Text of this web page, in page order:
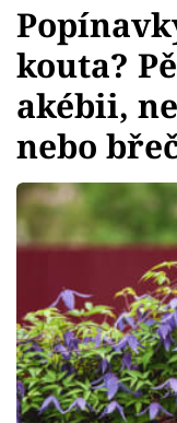
Témata
Bydlení
Zahrada
Design
Sledujte
Přihlášení
kouta?
akébii,
nebo